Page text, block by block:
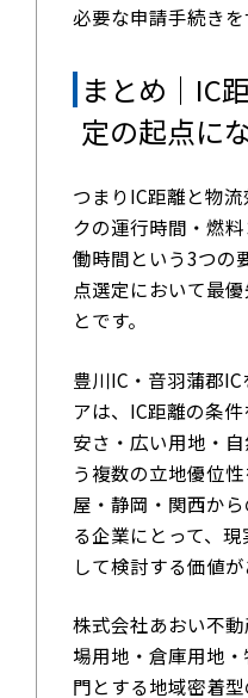
必要な申請手続き
まとめ｜IC
定の起点に
つまりIC距離と物
クの運行時間・燃
働時間という3つの
点選定において最
とです。
豊川IC・音羽蒲郡
アは、IC距離の条
安さ・広い用地・
う複数の立地優位
屋・静岡・関西か
る企業にとって、
して検討する価値が
株式会社あおい不
場用地・倉庫用地
門とする地域密着